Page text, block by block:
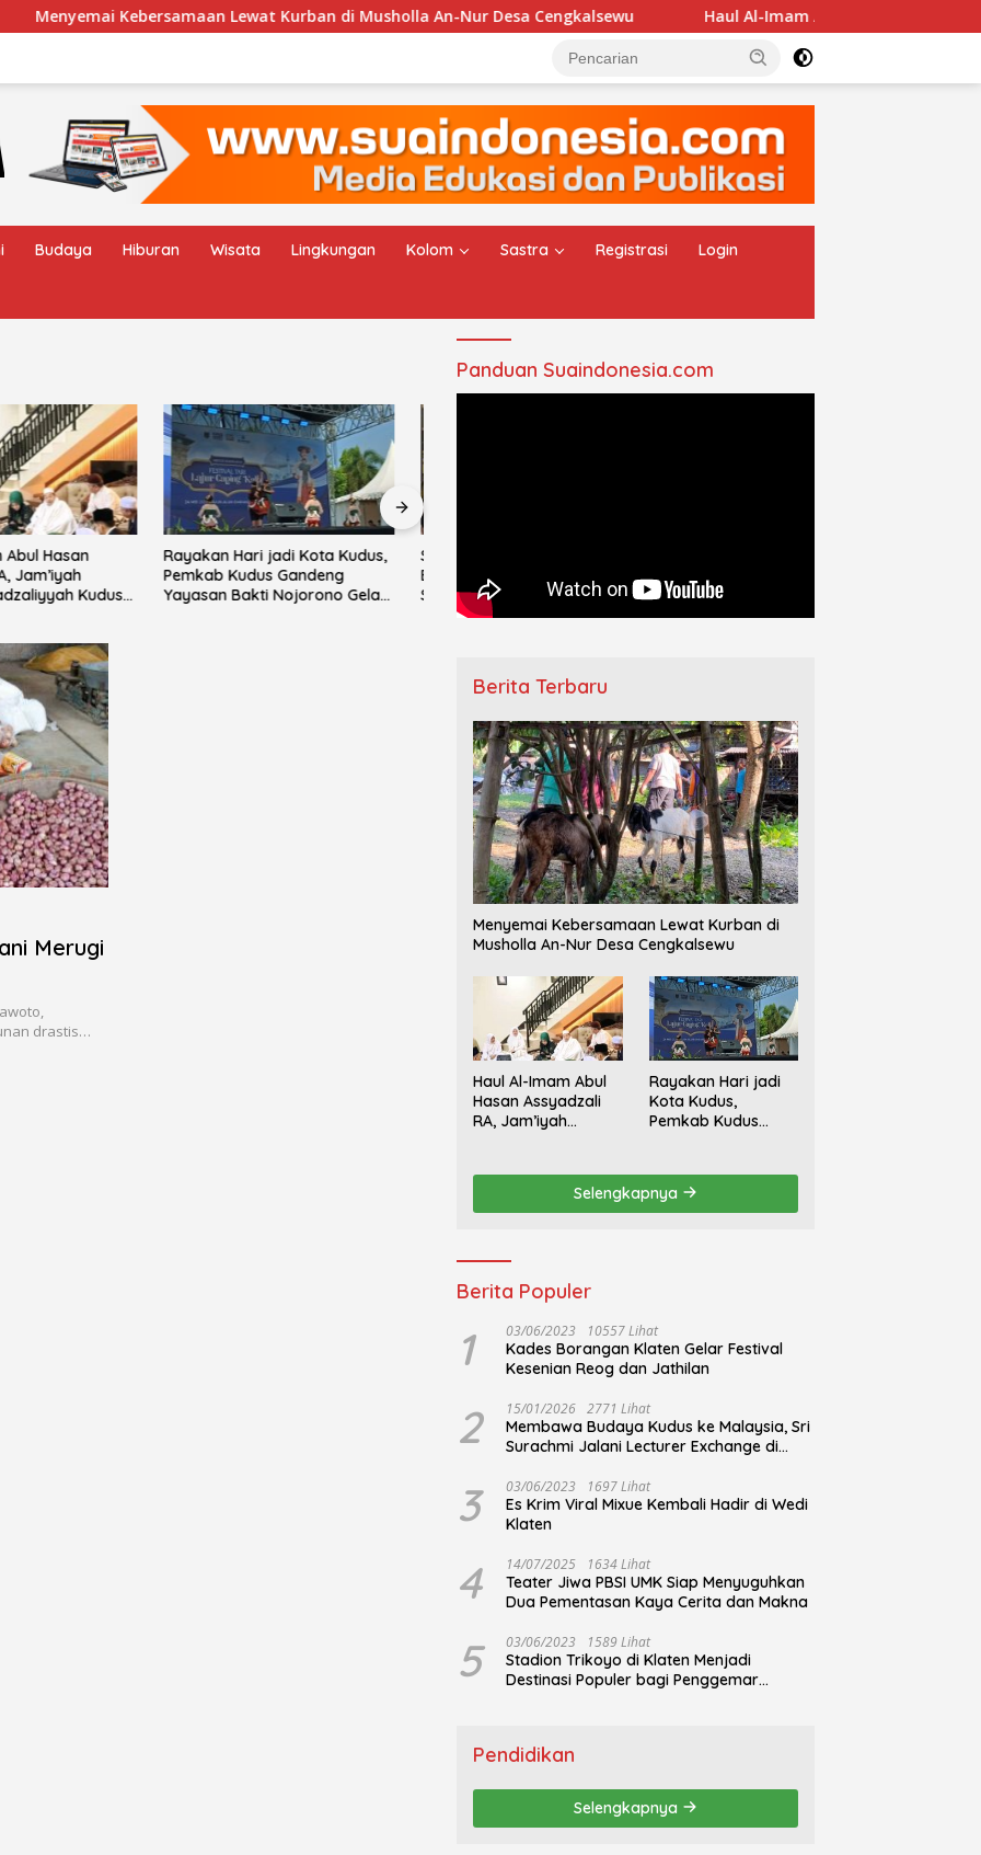
Kebersamaan Lewat Kurban di Musholla An-Nur Desa Cengkalsewu Haul Al-Imam Abul Hasan Assyadzali RA,
Budaya Hiburan Wisata Lingkungan Kolom Sastra Registrasi Login
jadi Kota Kudus,
Gandeng
Nojorono Gelar
Salma Salsabila Tampilkan
Batik Modern di Gelar Karya
SMK Banat Kudus
Matangkan Persiapan Makesta
ke-15 Jelang Reorganisasi
Ranting
Jepara Berlangsung Khidmat,
Diwarnai Tangis Haru Keluarga
Merugi
drastis…
Panduan Suaindonesia.com
Berita Terbaru
Menyemai Kebersamaan Lewat Kurban di
Musholla An-Nur Desa Cengkalsewu
Haul Al-Imam Abul
Hasan Assyadzali
RA, Jam’iyah
Berlangsung
Rayakan Hari jadi
Kota Kudus,
Pemkab Kudus
Gelar Festival Tari
Lajur Caping Kalo
Selengkapnya
Berita Populer
1 03/06/2023 10557 Lihat
Kades Borangan Klaten Gelar Festival
Kesenian Reog dan Jathilan
2 15/01/2026 2771 Lihat
Membawa Budaya Kudus ke Malaysia, Sri
Surachmi Jalani Lecturer Exchange di
3 03/06/2023 1697 Lihat
Es Krim Viral Mixue Kembali Hadir di Wedi
Klaten
4 14/07/2025 1634 Lihat
Teater Jiwa PBSI UMK Siap Menyuguhkan
Dua Pementasan Kaya Cerita dan Makna
5 03/06/2023 1589 Lihat
Stadion Trikoyo di Klaten Menjadi
Destinasi Populer bagi Penggemar
Pendidikan
Selengkapnya